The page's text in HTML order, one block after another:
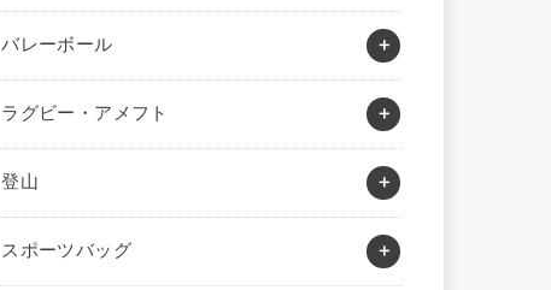
バレーボール
ラグビー・アメフト
登山
スポーツバッグ